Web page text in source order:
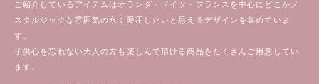
ご紹介しているアイテムはオランダ・ドイツ・フランスを中心にどこかノ
スタルジックな雰囲気の永く愛用したいと思えるデザインを集めていま
す。
子供心を忘れない大人の方も楽しんで頂ける商品をたくさんご用意してい
ます。